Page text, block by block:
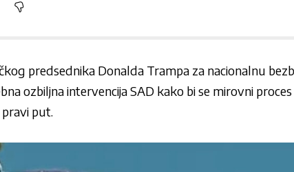
predsednika Donalda Trampa za nacionalnu
ozbiljna intervencija SAD kako bi se mirovni
put.